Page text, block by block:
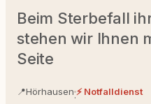
Beim Sterbefall
stehen wir Ihnen
Seite
📍Hörhausen
·
⚡ Notfalldienst